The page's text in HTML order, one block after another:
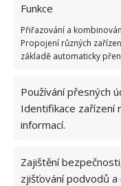
Funkce
Přiřazování a
Propojení různých
základě automaticky
Používání přesných
Identifikace zařízení
informací.
Zajištění
zjišťování podvodů
DLAŽDICE